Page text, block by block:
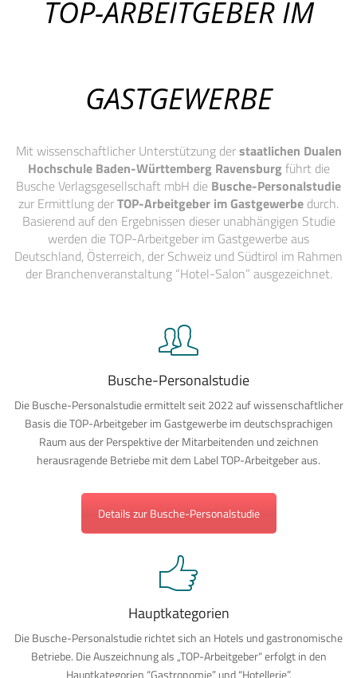
TOP-ARBEITGEBER IM
GASTGEWERBE
Mit wissenschaftlicher Unterstützung derstaatlichen Dualen
Hochschule Baden-Württemberg Ravensburgführt die
Busche Verlagsgesellschaft mbH die Busche-Personalstudie
zur Ermittlung derTOP-Arbeitgeber im Gastgewerbe durch.
Basierend auf den Ergebnissen dieser unabhängigen Studie
werden die TOP-Arbeitgeber im Gastgewerbe aus
Deutschland, Österreich, der Schweiz und Südtirol im Rahmen
der Branchenveranstaltung “Hotel-Salon” ausgezeichnet.
Busche-Personalstudie
Die Busche-Personalstudie ermittelt seit 2022 auf wissenschaftlicher
Basis die TOP-Arbeitgeber im Gastgewerbe im deutschsprachigen
Raum aus der Perspektive der Mitarbeitenden und zeichnen
herausragende Betriebe mit dem Label TOP-Arbeitgeber aus.
Details zur Busche-Personalstudie
Hauptkategorien
Die Busche-Personalstudie richtet sich an Hotels und gastronomische
Betriebe. Die Auszeichnung als „TOP-Arbeitgeber“ erfolgt in den
Hauptkategorien “Gastronomie” und “Hotellerie”.